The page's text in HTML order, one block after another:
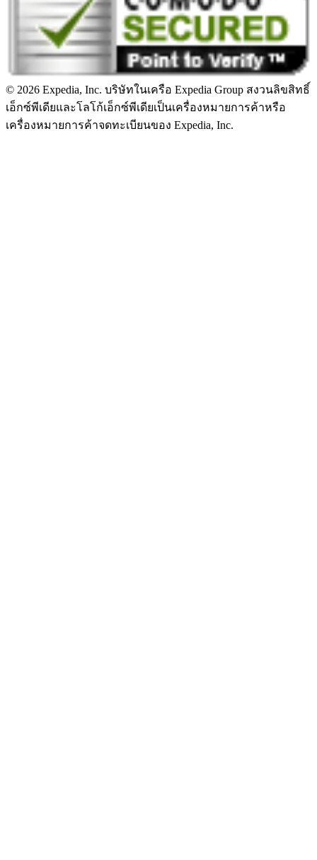
© 2026 Expedia, Inc. บริษัทในเครือ Expedia Group สงวนลิขสิทธิ์
เอ็กซ์พีเดียและโลโก้เอ็กซ์พีเดียเป็นเครื่องหมายการค้าหรือ
เครื่องหมายการค้าจดทะเบียนของ Expedia, Inc.